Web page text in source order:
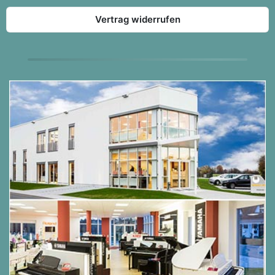
für Ihre Berührung.
Während alle Klaviere der FP-X-Serie mit ihrem
sehr authentischen Klang zu überzeugen wissen,
PureAcoustic Piano Modeling Sound Engine jeden
Aspekt der Entstehung des satten, resonanten
Klangs eines akustischen Flügels. Wählen Sie aus
eleganten Konzert- und dynamischen
Bühnenklavieren in acht spielfertigen Variationen.
Tauchen Sie dann mit dem integrierten Piano
Designer tiefer ein und personalisieren Sie den
Klang wie ein Klaviertechniker durch eine Reihe
einfach einzustellender Intonations-Parameter.
Und mit My Stage und PureAcoustic Ambience
können Sie sofort in eine Vielzahl realistischer
Umgebungen eintauchen, von Studios bis zu
Konzertsälen. Der Klangreichtum und die
Vielseitigkeit des FP-90X sind nahezu unbegrenzt
Vertrag widerrufen